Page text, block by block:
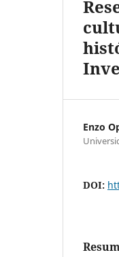
Enzo
DOI: